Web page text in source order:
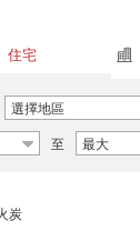
住宅
選擇地區
至 最大
炭